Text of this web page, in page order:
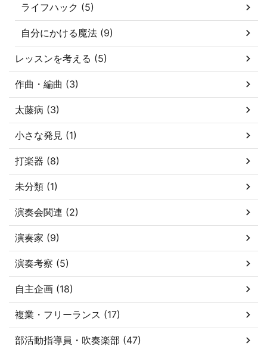
ライフハック (5)
自分にかける魔法 (9)
レッスンを考える (5)
作曲・編曲 (3)
太藤病 (3)
小さな発見 (1)
打楽器 (8)
未分類 (1)
演奏会関連 (2)
演奏家 (9)
演奏考察 (5)
自主企画 (18)
複業・フリーランス (17)
部活動指導員・吹奏楽部 (47)